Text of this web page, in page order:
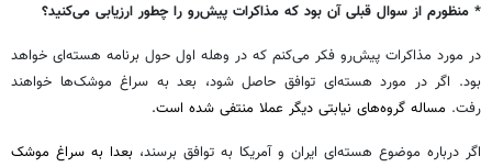
* منظورم از سوال قبلی آن بود که مذاکرات پیش‌رو را چطور ارزیابی می‌کنید؟
در مورد مذاکرات پیش‌رو فکر می‌کنم که در وهله اول حول برنامه هسته‌ای خواهد
بود. اگر در مورد هسته‌ای توافق حاصل شود، بعد به سراغ موشک‌ها خواهند
رفت. مساله گروه‌های نیابتی دیگر عملا منتفی شده است.
اگر درباره موضوع هسته‌ای ایران و آمریکا به توافق برسند، بعدا به سراغ موشک